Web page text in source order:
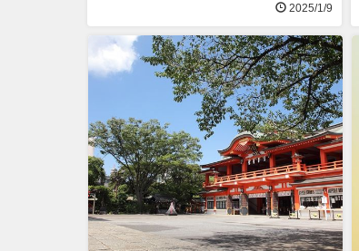
2025/1/9